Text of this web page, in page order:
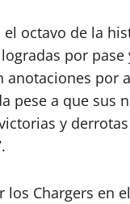
el octavo de la
por pase
anotaciones por
pese a que sus
y
los Chargers en